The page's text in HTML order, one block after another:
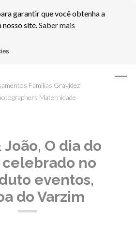
garantir que você obtenha a
nosso site.Saber mais
menu
Famílias Gravidez
Maternidade
João, O dia do
celebrado no
eventos,
do Varzim